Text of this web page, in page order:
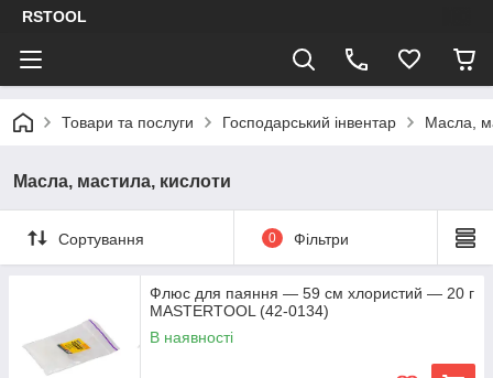
RSTOOL
Товари та послуги Господарський інвентар Масла,
Масла, мастила, кислоти
Сортування 0 Фільтри
Флюс для паяння — 59 см хлористий — 20 г
MASTERTOOL (42-0134)
В наявності